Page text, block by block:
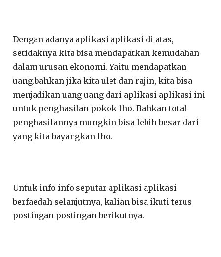
Dengan adanya aplikasi aplikasi di atas,
setidaknya kita bisa mendapatkan kemudahan
dalam urusan ekonomi. Yaitu mendapatkan
uang.bahkan jika kita ulet dan rajin, kita bisa
menjadikan uang uang dari aplikasi aplikasi ini
untuk penghasilan pokok lho. Bahkan total
penghasilannya mungkin bisa lebih besar dari
yang kita bayangkan lho.
Untuk info info seputar aplikasi aplikasi
berfaedah selanjutnya, kalian bisa ikuti terus
postingan postingan berikutnya.